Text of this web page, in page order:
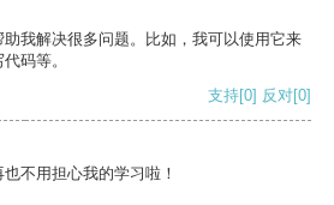
我解决很多问题。比如，我可以使用它来
码等。
支持[0] 反对[0]
不用担心我的学习啦！